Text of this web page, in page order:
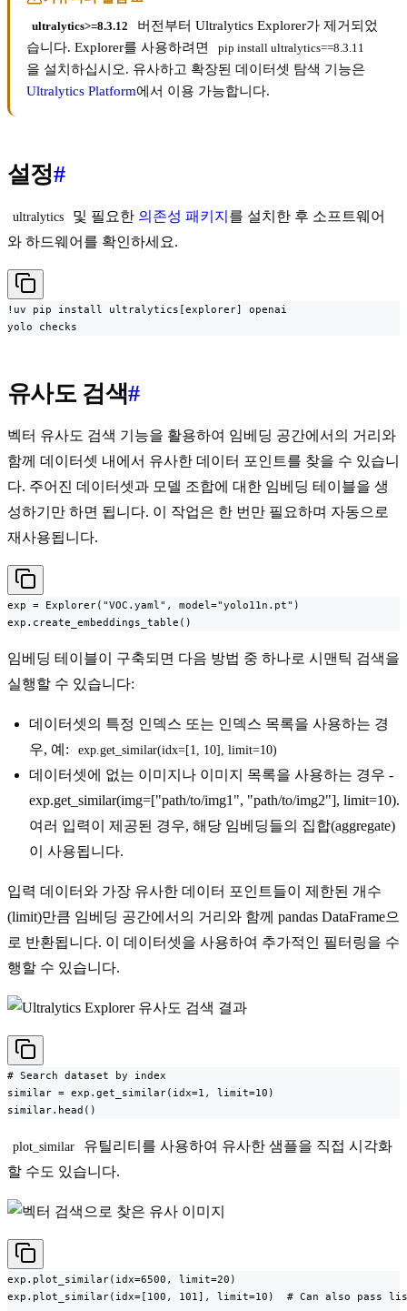
ultralytics>=8.3.12
버전부터 Ultralytics Explorer가 제거되었
습니다. Explorer를 사용하려면
pip install ultralytics==8.3.11
을 설치하십시오. 유사하고 확장된 데이터셋 탐색 기능은
Ultralytics Platform에서 이용 가능합니다.
설정#
ultralytics 및 필요한 의존성 패키지 를 설치한 후 소프트웨어
와 하드웨어를 확인하세요.
!uv pip install ultralytics[explorer] openai
yolo checks
유사도 검색#
벡터 유사도 검색 기능을 활용하여 임베딩 공간에서의 거리와
함께 데이터셋 내에서 유사한 데이터 포인트를 찾을 수 있습니
다. 주어진 데이터셋과 모델 조합에 대한 임베딩 테이블을 생
성하기만 하면 됩니다. 이 작업은 한 번만 필요하며 자동으로
재사용됩니다.
exp = Explorer("VOC.yaml", model="yolo11n.pt")
exp.create_embeddings_table()
임베딩 테이블이 구축되면 다음 방법 중 하나로 시맨틱 검색을
실행할 수 있습니다:
데이터셋의 특정 인덱스 또는 인덱스 목록을 사용하는 경
우, 예:
exp.get_similar(idx=[1, 10], limit=10)
데이터셋에 없는 이미지나 이미지 목록을 사용하는 경우 -
exp.get_similar(img=["path/to/img1", "path/to/img2"], limit=10).
여러 입력이 제공된 경우, 해당 임베딩들의 집합(aggregate)
이 사용됩니다.
입력 데이터와 가장 유사한 데이터 포인트들이 제한된 개수
(limit)만큼 임베딩 공간에서의 거리와 함께 pandas DataFrame으
로 반환됩니다. 이 데이터셋을 사용하여 추가적인 필터링을 수
행할 수 있습니다.
# Search dataset by index
similar = exp.get_similar(idx=1, limit=10)
similar.head()
plot_similar
유틸리티를 사용하여 유사한 샘플을 직접 시각화
할 수도 있습니다.
exp.plot_similar(idx=6500, limit=20)
exp.plot_similar(idx=[100, 101], limit=10)  # Can also pass